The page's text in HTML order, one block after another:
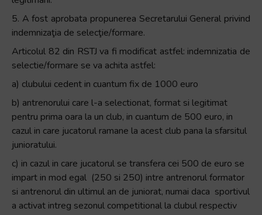
5. A fost aprobata propunerea Secretarului General privind
indemnizaţia de selecţie/formare.
Articolul 82 din RSTJ va fi modificat astfel: indemnizatia de
selectie/formare se va achita astfel:
a) clubului cedent in cuantum fix de 1000 euro
b) antrenorului care l-a selectionat, format si legitimat
pentru prima oara la un club, in cuantum de 500 euro, in
cazul in care jucatorul ramane la acest club pana la sfarsitul
junioratului.
c) in cazul in care jucatorul se transfera cei 500 de euro se
impart in mod egal (250 si 250) intre antrenorul formator
si antrenorul din ultimul an de juniorat, numai daca sportivul
a activat intreg sezonul competitional la clubul respectiv